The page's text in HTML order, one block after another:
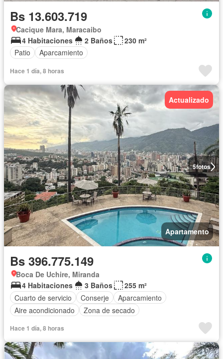
Bs 13.603.719
Cacique Mara, Maracaibo
4 Habitaciones
2 Baños
230 m²
Patio
Aparcamiento
Hace 1 día, 8 horas
5fotos
Actualizado
Apartamento
Bs 396.775.149
Boca De Uchire, Miranda
4 Habitaciones
3 Baños
255 m²
Cuarto de servicio
Conserje
Aparcamiento
Aire acondicionado
Zona de secado
Hace 1 día, 8 horas